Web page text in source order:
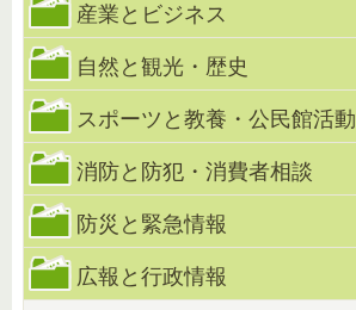
産業とビジネス
自然と観光・歴史
スポーツと教養・公民館活動
消防と防犯・消費者相談
防災と緊急情報
広報と行政情報